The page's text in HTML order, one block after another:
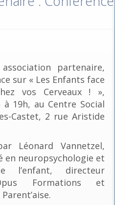
partenaire,
sur « Les Enfants face
vos Cerveaux ! »,
19h, au Centre Social
Castet, 2 rue Aristide
Léonard Vannetzel,
en neuropsychologie et
l’enfant, directeur
Formations et